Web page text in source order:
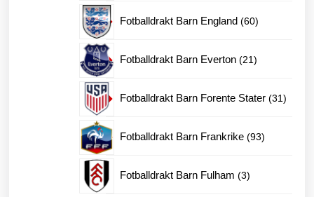
Fotballdrakt Barn England 6060
Fotballdrakt Barn Everton 2121
Fotballdrakt Barn Forente Stater 3131
Fotballdrakt Barn Frankrike 9393
Fotballdrakt Barn Fulham 33